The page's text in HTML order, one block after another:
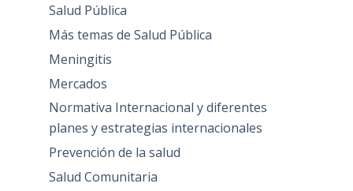
Salud Pública
Más temas de Salud Pública
Meningitis
Mercados
Normativa Internacional y diferentes
planes y estrategias internacionales
Prevención de la salud
Salud Comunitaria